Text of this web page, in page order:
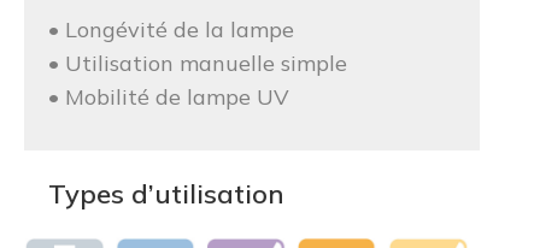
• Longévité de la lampe
• Utilisation manuelle simple
• Mobilité de lampe UV
Types d’utilisation